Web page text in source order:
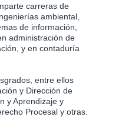
carreras de
ambiental,
de información,
administración de
y en contaduría
entre ellos
y Dirección de
y Aprendizaje y
Procesal y otras.